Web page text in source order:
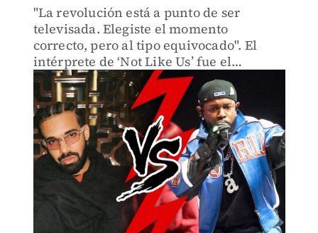
"La revolución está a punto de ser
televisada. Elegiste el momento
correcto, pero al tipo equivocado". El
intérprete de ‘Not Like Us’ fue el
encargado de protagonizar el medio
tiempo del Super Bowl 2025 con un show
que trastocó temas personales y pol